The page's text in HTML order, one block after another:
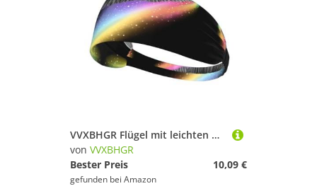
VVXBHGR Flügel mit leichten Drucken, elastisches Übungs-Stirnband, Sport-Kopfband für Damen und Herren, weich, schnell trocknend
von VVXBHGR
Bester Preis
10,09 €
gefunden bei Amazon